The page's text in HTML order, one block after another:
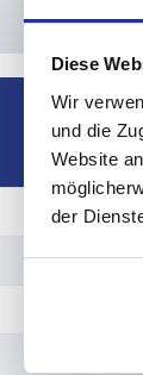
Diese
Wir
und die
Website
der
Typ
Typ